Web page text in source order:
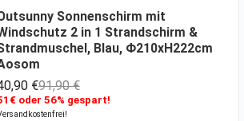
Rückenlehne machen das Sitzen
komfortabel. Verbringen Sie jetzt
entspannte Zeit bei Sonnenschein und
Luft auf diesem Lounge-Set von
für den Innen-
und Außenbereich und damit perfe
Sonnenschirm mit
2 in 1 Strandschirm &
Blau, Φ210xH222cm
€91,90 €
oder 56% gespart!